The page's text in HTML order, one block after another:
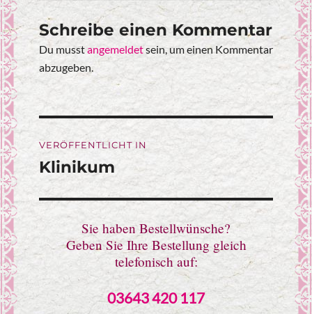
Schreibe einen Kommentar
Du musstangemeldetsein, um einen Kommentar
abzugeben.
Beitragsnavigation
VERÖFFENTLICHT IN
Klinikum
Sie haben Bestellwünsche?
Geben Sie Ihre Bestellung gleich
telefonisch auf:
03643 420 117